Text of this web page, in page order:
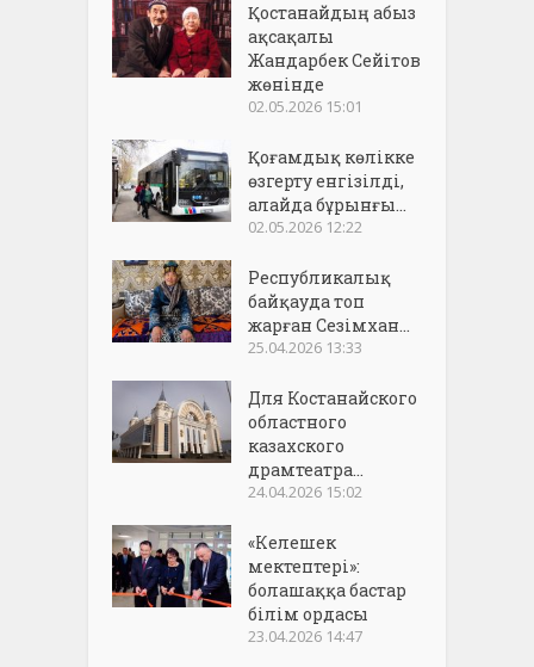
Қостанайдың абыз
ақсақалы
Жандарбек Сейітов
жөнінде
02.05.2026 15:01
Қоғамдық көлікке
өзгерту енгізілді,
алайда бұрынғы...
02.05.2026 12:22
Республикалық
байқауда топ
жарған Сезімхан...
25.04.2026 13:33
Для Костанайского
областного
казахского
драмтеатра...
24.04.2026 15:02
«Келешек
мектептері»:
болашаққа бастар
білім ордасы
23.04.2026 14:47